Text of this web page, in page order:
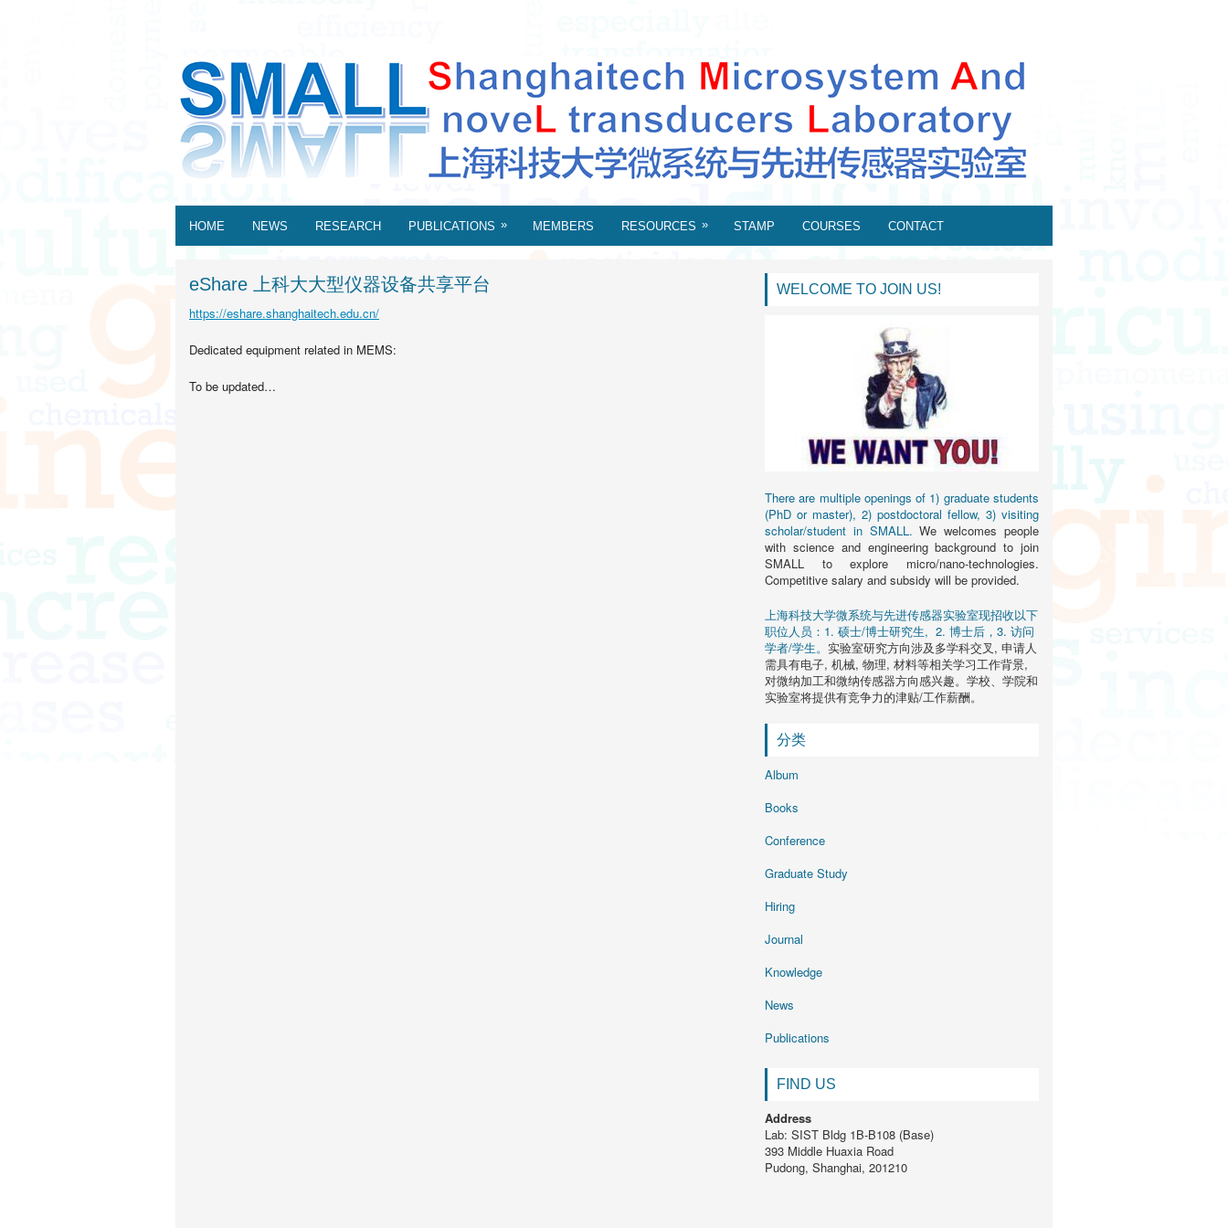
HOME NEWS RESEARCH PUBLICATIONS » MEMBERS RESOURCES » STAMP COURSES CONTACT
eShare 上科大大型仪器设备共享平台
https://eshare.shanghaitech.edu.cn/
Dedicated equipment related in MEMS:
To be updated…
WELCOME TO JOIN US!
There are multiple openings of 1) graduate students
(PhD or master), 2) postdoctoral fellow, 3) visiting
scholar/student in SMALL. We welcomes people
with science and engineering background to join
SMALL to explore micro/nano-technologies.
Competitive salary and subsidy will be provided.
上海科技大学微系统与先进传感器实验室现招收以下
职位人员：1. 硕士/博士研究生, 2. 博士后，3. 访问
学者/学生。 实验室研究方向涉及多学科交叉, 申请人
需具有电子, 机械, 物理, 材料等相关学习工作背景,
对微纳加工和微纳传感器方向感兴趣。学校、学院和
实验室将提供有竞争力的津贴/工作薪酬。
分类
Album
Books
Conference
Graduate Study
Hiring
Journal
Knowledge
News
Publications
FIND US
Address
Lab: SIST Bldg 1B-B108 (Base)
393 Middle Huaxia Road
Pudong, Shanghai, 201210